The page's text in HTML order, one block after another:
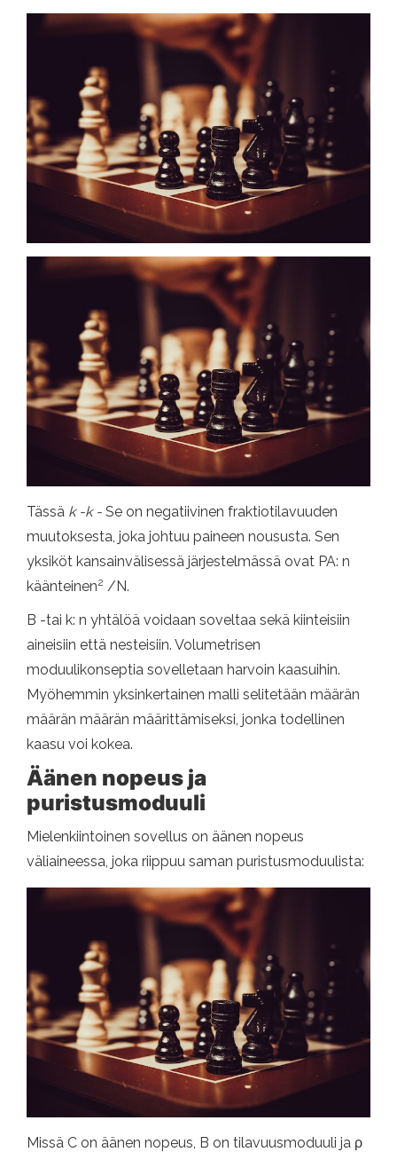
Tässä k -k - Se on negatiivinen fraktiotilavuuden
muutoksesta, joka johtuu paineen noususta. Sen
yksiköt kansainvälisessä järjestelmässä ovat PA: n
käänteinen2 /N.
B -tai k: n yhtälöä voidaan soveltaa sekä kiinteisiin
aineisiin että nesteisiin. Volumetrisen
moduulikonseptia sovelletaan harvoin kaasuihin.
Myöhemmin yksinkertainen malli selitetään määrän
määrän määrän määrittämiseksi, jonka todellinen
kaasu voi kokea.
Äänen nopeus ja
puristusmoduuli
Mielenkiintoinen sovellus on äänen nopeus
väliaineessa, joka riippuu saman puristusmoduulista:
Missä C on äänen nopeus, B on tilavuusmoduuli ja ρ